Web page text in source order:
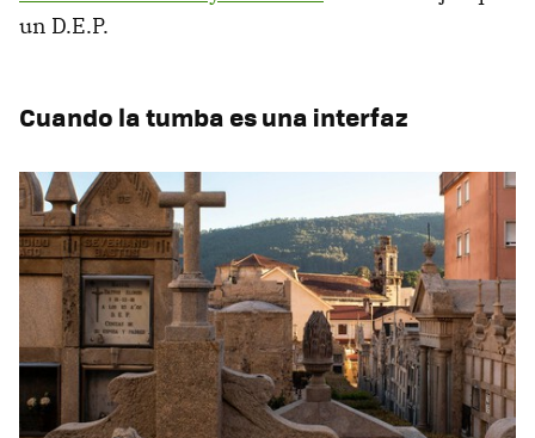
un D.E.P.
Cuando la tumba es una interfaz